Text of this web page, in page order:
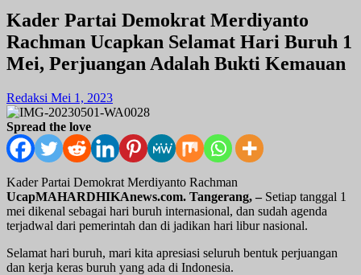
Kader Partai Demokrat Merdiyanto
Rachman Ucapkan Selamat Hari Buruh 1
Mei, Perjuangan Adalah Bukti Kemauan
Redaksi Mei 1, 2023
Spread the love
Kader Partai Demokrat Merdiyanto Rachman
UcapMAHARDHIKAnews.com. Tangerang, – Setiap tanggal 1
mei dikenal sebagai hari buruh internasional, dan sudah agenda
terjadwal dari pemerintah dan di jadikan hari libur nasional.
Selamat hari buruh, mari kita apresiasi seluruh bentuk perjuangan
dan kerja keras buruh yang ada di Indonesia.